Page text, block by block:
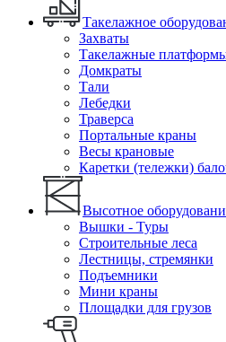
Такелажное
Захваты
Такелажные
Домкраты
Тали
Лебедки
Траверса
Портальные краны
Весы крановые
Каретки (тележки)
Высотное
Вышки - Туры
Строительные леса
Лестницы, стремянки
Подъемники
Мини краны
Площадки для грузов